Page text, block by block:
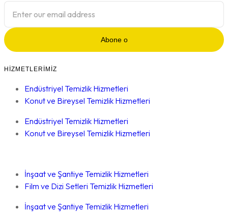
Abone o
HIZMETLERIMIZ
Endüstriyel Temizlik Hizmetleri
Konut ve Bireysel Temizlik Hizmetleri
Endüstriyel Temizlik Hizmetleri
Konut ve Bireysel Temizlik Hizmetleri
İnşaat ve Şantiye Temizlik Hizmetleri
Film ve Dizi Setleri Temizlik Hizmetleri
İnşaat ve Şantiye Temizlik Hizmetleri